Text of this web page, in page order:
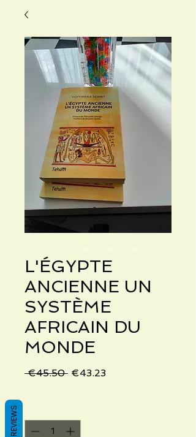
L'ÉGYPTE
ANCIENNE UN
SYSTÈME
AFRICAIN DU
MONDE
€45.50 Regular
€43.23Sale
REVIEWS